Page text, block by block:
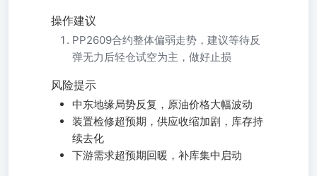
操作建议
PP2609合约整体偏弱走势，建议等待反
弹无力后轻仓试空为主，做好止损
风险提示
中东地缘局势反复，原油价格大幅波动
装置检修超预期，供应收缩加剧，库存持
续去化
下游需求超预期回暖，补库集中启动